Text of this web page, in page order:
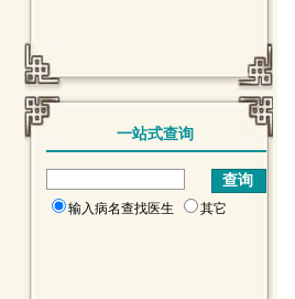
一站式查询
输入病名查找医生 其它